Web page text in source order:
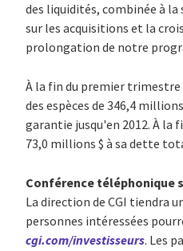
des liquidités, combinée à
sur les acquisitions et la
prolongation de notre
À la fin du premier trimestre
des espèces de 346,4
garantie jusqu'en 2012. À la
73,0 millions $ à sa dette
Conférence téléphonique
La direction de CGI tiendra
personnes intéressées
cgi.com/investisseurs. Les